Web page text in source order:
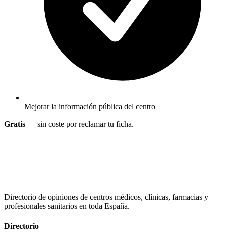
Mejorar la información pública del centro
Gratis — sin coste por reclamar tu ficha.
Directorio de opiniones de centros médicos, clínicas, farmacias y
profesionales sanitarios en toda España.
Directorio